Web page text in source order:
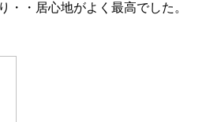
・・居心地がよく最高でした。